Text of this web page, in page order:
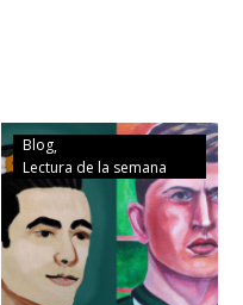
Blog
Lectura de la semana